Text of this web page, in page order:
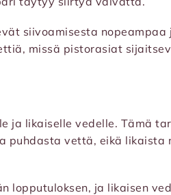
siivoamisesta nopeampaa
missä pistorasiat
ja likaiselle vedelle. Tämä
puhdasta vettä, eikä likaista
lopputuloksen, ja likaisen